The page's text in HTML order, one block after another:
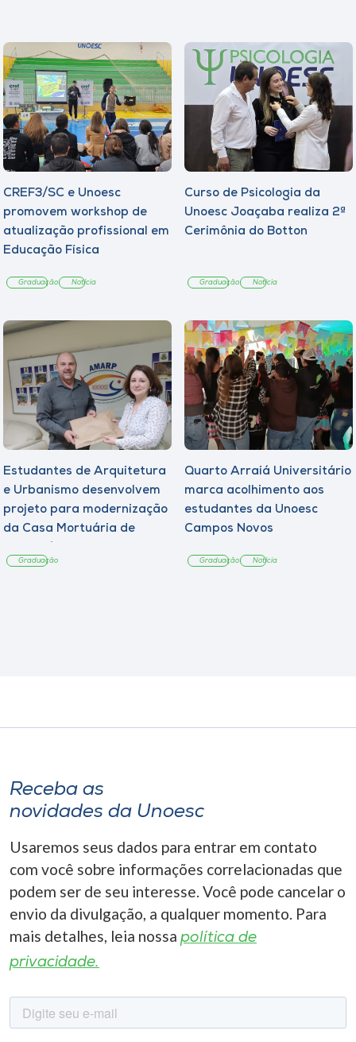
CREF3/SC e Unoesc
promovem workshop de
atualização profissional em
Educação Física
Graduação Notícia
Curso de Psicologia da
Unoesc Joaçaba realiza 2ª
Cerimônia do Botton
Graduação Notícia
Estudantes de Arquitetura
e Urbanismo desenvolvem
projeto para modernização
da Casa Mortuária de
Graduação
Quarto Arraiá Universitário
marca acolhimento aos
estudantes da Unoesc
Campos Novos
Graduação Notícia
Receba as
novidades da Unoesc
Usaremos seus dados para entrar em contato
com você sobre informações correlacionadas que
podem ser de seu interesse. Você pode cancelar o
envio da divulgação, a qualquer momento. Para
mais detalhes, leia nossa política de
privacidade.